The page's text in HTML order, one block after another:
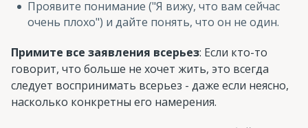
Проявите понимание ("Я вижу, что вам сейчас
очень плохо") и дайте понять, что он не один.
Примите все заявления всерьез: Если кто-то
говорит, что больше не хочет жить, это всегда
следует воспринимать всерьез - даже если неясно,
насколько конкретны его намерения.